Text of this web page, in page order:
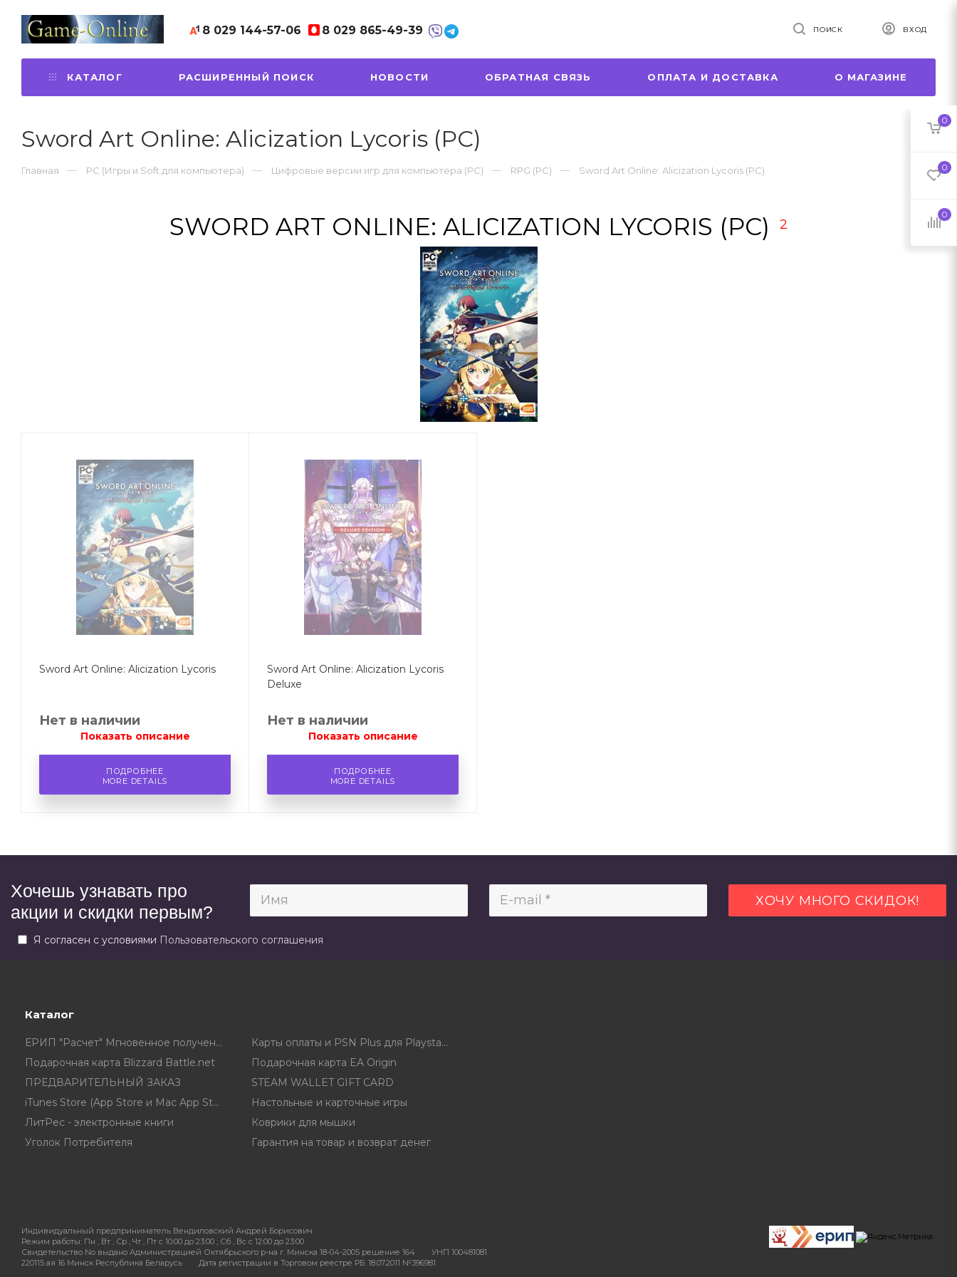
8 029 144-57-06 8 029 865-49-39 ПОИСК ВХОД
КАТАЛОГ РАСШИРЕННЫЙ ПОИСК НОВОСТИ ОБРАТНАЯ СВЯЗЬ ОПЛАТА И ДОСТАВКА О МАГАЗИНЕ
0
0
0
Sword Art Online: Alicization Lycoris (PC)
Главная PC (Игры и Soft для компьютера) Цифровые версии игр для компьютера (PC) RPG (PC) Sword Art Online: Alicization Lycoris (PC)
SWORD ART ONLINE: ALICIZATION LYCORIS (PC) 2
Sword Art Online: Alicization Lycoris
Нет в наличии
Показать описание
ПОДРОБНЕЕ
MORE DETAILS
Sword Art Online: Alicization Lycoris
Deluxe
Нет в наличии
Показать описание
ПОДРОБНЕЕ
MORE DETAILS
Хочешь узнавать про
акции и скидки первым?
Я согласен с условиями Пользовательского соглашения
Каталог
ЕРИП "Расчет" Мгновенное получение ключа в чеке
Карты оплаты и PSN Plus для Playstation 5 и 4 и 3 (PSN)
Подарочная карта Blizzard Battle.net
Подарочная карта EA Origin
ПРЕДВАРИТЕЛЬНЫЙ ЗАКАЗ
STEAM WALLET GIFT CARD
iTunes Store (App Store и Mac App Store) Gift Card
Настольные и карточные игры
ЛитРес - электронные книги
Коврики для мышки
Уголок Потребителя
Гарантия на товар и возврат денег
Индивидуальный предприниматель Вендиловский Андрей Борисович
Режим работы: Пн , Вт , Ср , Чт , Пт c 10:00 до 23:00 ; Сб , Вс c 12:00 до 23:00
Свидетельство No выдано Администрацией Октябрьского р-на г. Минска 18-04-2005 решение 164
УНП 100481081
220115 ая 16 Минск Республика Беларусь
Дата регистрации в Торговом реестре РБ: 18.07.2011 №396981